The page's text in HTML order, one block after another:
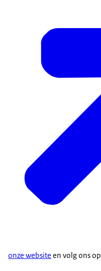
onze website en volg ons op